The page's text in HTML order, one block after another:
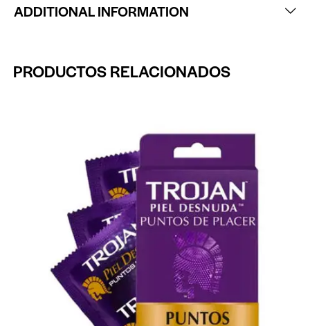
ADDITIONAL INFORMATION
PRODUCTOS RELACIONADOS